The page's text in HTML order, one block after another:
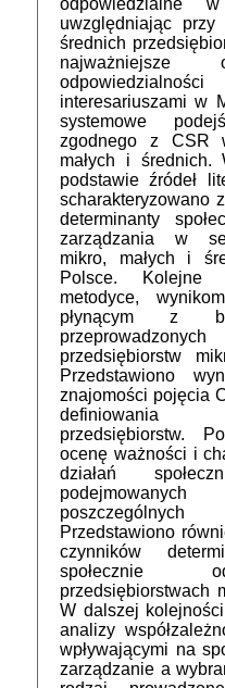
uwzględniając przy
średnich
najważniejsze
interesariuszami w
systemowe
zgodnego z CSR
małych i
podstawie źródeł
scharakteryzowano
determinanty
zarządzania w
mikro, małych i
Polsce. Kolejne
metodyce,
płynącym z
przedsiębiorstw
Przedstawiono
znajomości pojęcia
definiowania
przedsiębiorstw.
ocenę ważności i
działań
Przedstawiono
czynników
społecznie
przedsiębiorstwach
W dalszej
analizy
wpływającymi na
zarządzanie a